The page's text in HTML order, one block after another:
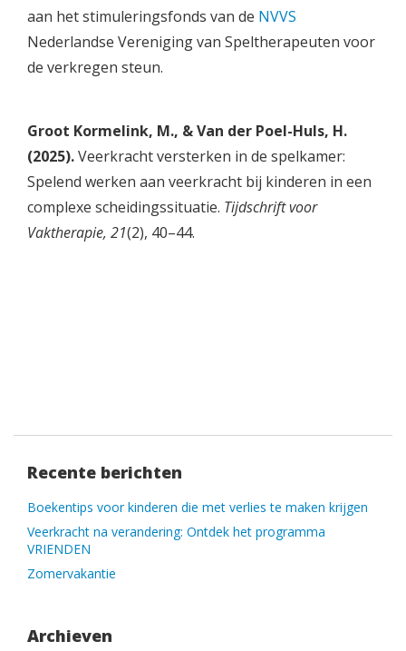
aan het stimuleringsfonds van de NVVS
Nederlandse Vereniging van Speltherapeuten voor
de verkregen steun.
Groot Kormelink, M., & Van der Poel-Huls, H.
(2025).Veerkracht versterken in de spelkamer:
Spelend werken aan veerkracht bij kinderen in een
complexe scheidingssituatie. Tijdschrift voor
Vaktherapie, 21(2), 40–44.
Recente berichten
Boekentips voor kinderen die met verlies te maken krijgen
Veerkracht na verandering: Ontdek het programma
VRIENDEN
Zomervakantie
Archieven